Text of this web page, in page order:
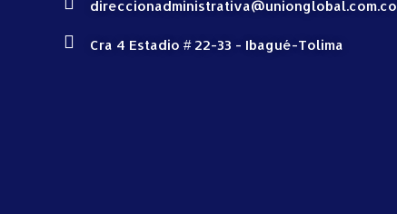
direccionadministrativa@unionglobal.com.co
Cra 4 Estadio # 22-33 - Ibagué-Tolima